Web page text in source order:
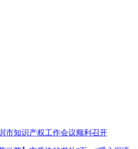
市知识产权工作会议顺利召开